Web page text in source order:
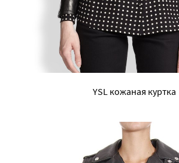
YSL кожаная куртка